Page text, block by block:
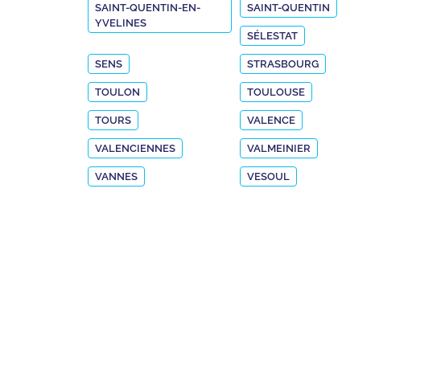
SAINT-QUENTIN-EN-
YVELINES
SAINT-QUENTIN
SÉLESTAT
SENS STRASBOURG
TOULON TOULOUSE
TOURS VALENCE
VALENCIENNES VALMEINIER
VANNES VESOUL